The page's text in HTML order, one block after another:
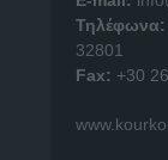
Τηλέφωνα:
32801
Fax: +30